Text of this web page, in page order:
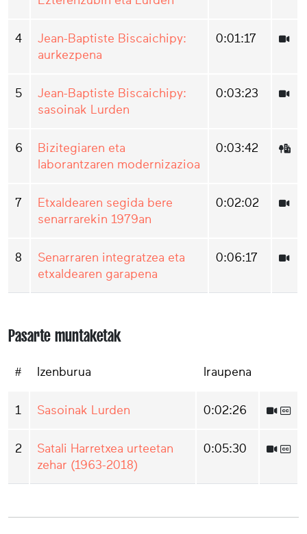
4
Jean-Baptiste Biscaichipy:
aurkezpena
0:01:17
5
Jean-Baptiste Biscaichipy:
sasoinak Lurden
0:03:23
6
Bizitegiaren eta
laborantzaren modernizazioa
0:03:42
7
Etxaldearen segida bere
senarrarekin 1979an
0:02:02
8
Senarraren integratzea eta
etxaldearen garapena
0:06:17
Pasarte muntaketak
# Izenburua Iraupena
1 Sasoinak Lurden 0:02:26
2
Satali Harretxea urteetan
zehar (1963-2018)
0:05:30